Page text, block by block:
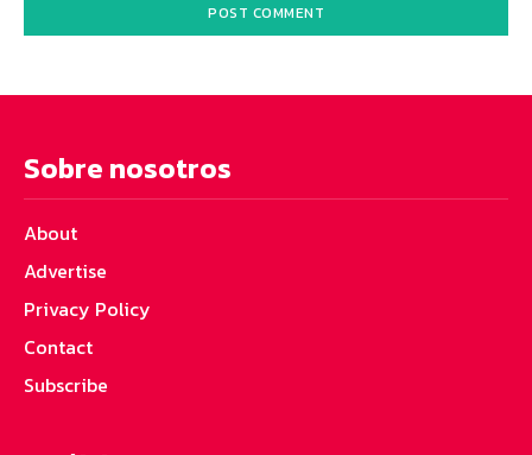
Sobre nosotros
About
Advertise
Privacy Policy
Contact
Subscribe